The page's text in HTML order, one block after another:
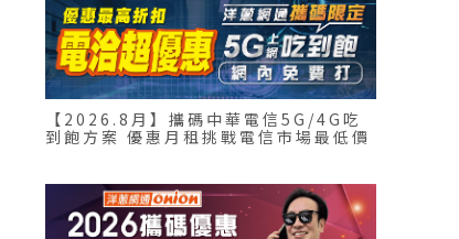
【2026.8月】攜碼中華電信5G/4G吃
到飽方案 優惠月租挑戰電信市場最低價